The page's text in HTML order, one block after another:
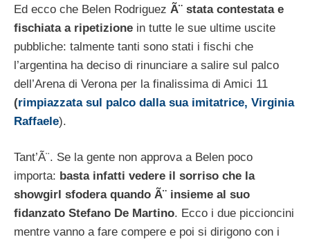
Ed ecco che Belen Rodriguez Ã¨ stata contestata e
fischiata a ripetizione in tutte le sue ultime uscite
pubbliche: talmente tanti sono stati i fischi che
l’argentina ha deciso di rinunciare a salire sul palco
dell’Arena di Verona per la finalissima di Amici 11
(rimpiazzata sul palco dalla sua imitatrice, Virginia
Raffaele).
Tant’Ã¨. Se la gente non approva a Belen poco
importa: basta infatti vedere il sorriso che la
showgirl sfodera quando Ã¨ insieme al suo
fidanzato Stefano De Martino. Ecco i due piccioncini
mentre vanno a fare compere e poi si dirigono con i